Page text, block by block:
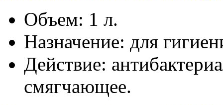
Объем: 1 л.
Назначение: для
Действие:
смягчающее.